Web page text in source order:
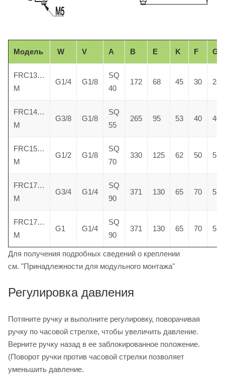
Модель W V A B E K F GØ
FRC13…
M
G1/4 G1/8
SQ
40
172 68 45 30 28
FRC14…
M
G3/8 G1/8
SQ
55
265 95 53 40 40
FRC15…
M
G1/2 G1/8
SQ
70
330 125 62 50 51
FRC17…
M
G3/4 G1/4
SQ
90
371 130 65 70 51
FRC17…
M
G1 G1/4
SQ
90
371 130 65 70 51
Для получения подробных сведений о креплении
см. "Принадлежности для модульного монтажа"
Регулировка давления
Потяните ручку и выполните регулировку, поворачивая
ручку по часовой стрелке, чтобы увеличить давление.
Верните ручку назад в ее заблокированное положение.
(Поворот ручки против часовой стрелки позволяет
уменьшить давление.